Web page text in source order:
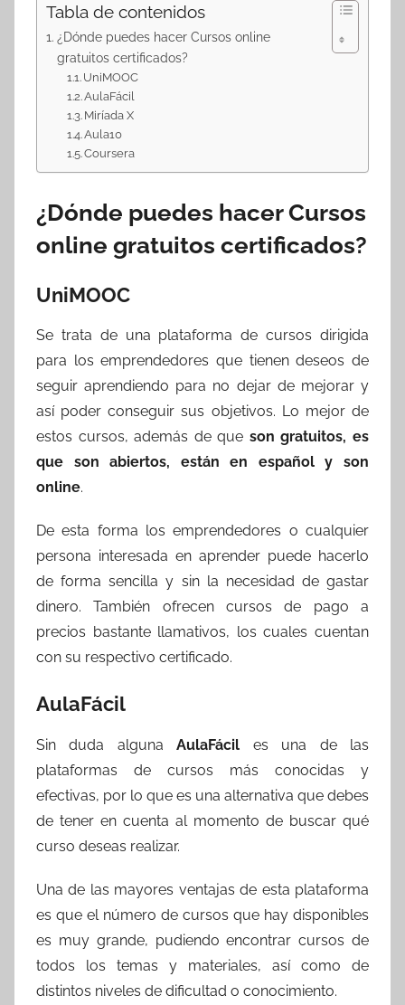
Tabla de contenidos
¿Dónde puedes hacer Cursos online
gratuitos certificados?
UniMOOC
AulaFácil
Miríada X
Aula10
Coursera
¿Dónde puedes hacer Cursos
online gratuitos certificados?
UniMOOC
Se trata de una plataforma de cursos dirigida
para los emprendedores que tienen deseos de
seguir aprendiendo para no dejar de mejorar y
así poder conseguir sus objetivos. Lo mejor de
estos cursos, además de que son gratuitos, es
que son abiertos, están en español y son
online.
De esta forma los emprendedores o cualquier
persona interesada en aprender puede hacerlo
de forma sencilla y sin la necesidad de gastar
dinero. También ofrecen cursos de pago a
precios bastante llamativos, los cuales cuentan
con su respectivo certificado.
AulaFácil
Sin duda algunaAulaFácil es una de las
plataformas de cursos más conocidas y
efectivas, por lo que es una alternativa que debes
de tener en cuenta al momento de buscar qué
curso deseas realizar.
Una de las mayores ventajas de esta plataforma
es que el número de cursos que hay disponibles
es muy grande, pudiendo encontrar cursos de
todos los temas y materiales, así como de
distintos niveles de dificultad o conocimiento.